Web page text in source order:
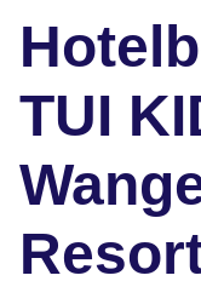
TUI